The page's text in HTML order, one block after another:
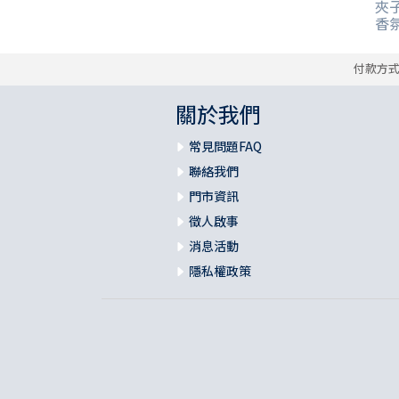
夾
香
付款方
關於我們
常見問題FAQ
聯絡我們
門市資訊
徵人啟事
消息活動
隱私權政策